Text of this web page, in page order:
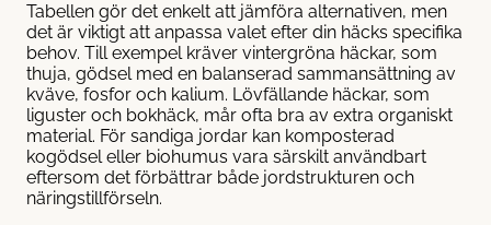
Tabellen gör det enkelt att jämföra alternativen, men
det är viktigt att anpassa valet efter din häcks specifika
behov. Till exempel kräver vintergröna häckar, som
thuja, gödsel med en balanserad sammansättning av
kväve, fosfor och kalium. Lövfällande häckar, som
liguster och bokhäck, mår ofta bra av extra organiskt
material. För sandiga jordar kan komposterad
kogödsel eller biohumus vara särskilt användbart
eftersom det förbättrar både jordstrukturen och
näringstillförseln.